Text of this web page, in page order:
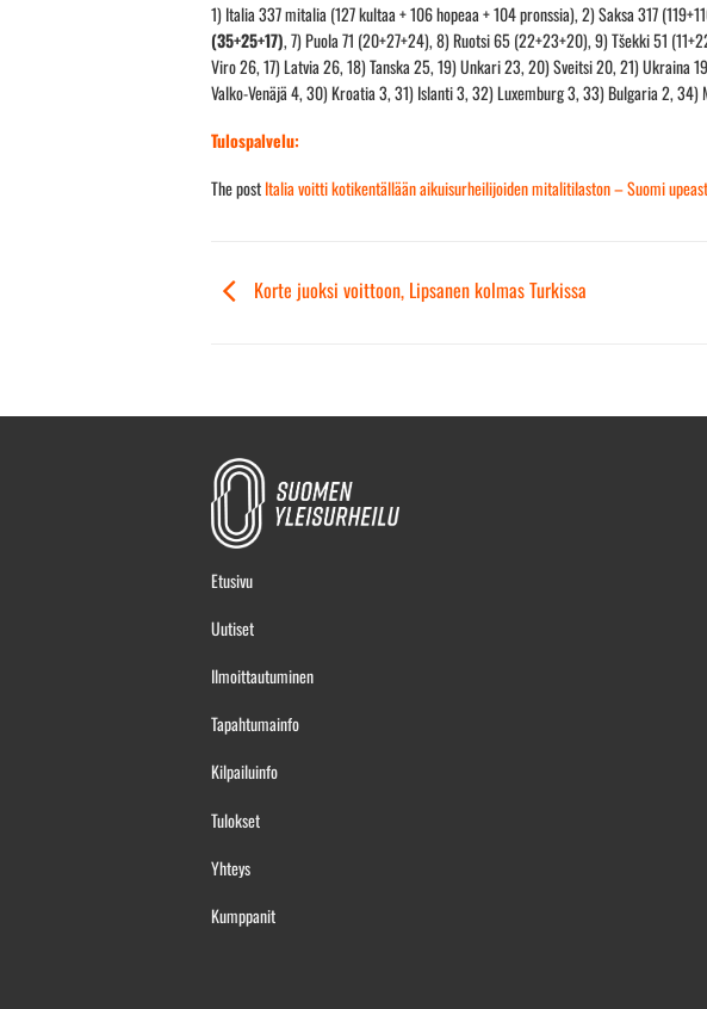
1) Italia 337 mitalia (127 kultaa + 106 hopeaa + 104 pronssia), 2) Saksa 317
(35+25+17), 7) Puola 71 (20+27+24), 8) Ruotsi 65 (22+23+20), 9) Tšekki 51
Viro 26, 17) Latvia 26, 18) Tanska 25, 19) Unkari 23, 20) Sveitsi 20, 21) Ukraina
Valko-Venäjä 4, 30) Kroatia 3, 31) Islanti 3, 32) Luxemburg 3, 33) Bulgaria 2, 34)
Tulospalvelu:
The postItalia voitti kotikentällään aikuisurheilijoiden mitalitilaston – Suomi
Korte juoksi voittoon, Lipsanen kolmas Turkissa
Etusivu
Uutiset
Ilmoittautuminen
Tapahtumainfo
Kilpailuinfo
Tulokset
Yhteys
Kumppanit